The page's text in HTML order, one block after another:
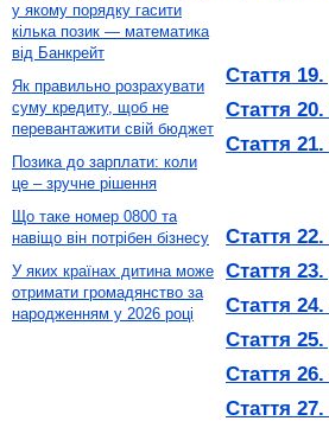
Стаття 19.
Стаття 20.
Стаття 21.
Стаття 22.
Стаття 23.
Стаття 24.
Стаття 25.
Стаття 26.
Стаття 27.
у якому порядку гасити
кілька позик — математика
від Банкрейт
Як правильно розрахувати
суму кредиту, щоб не
перевантажити свій бюджет
Позика до зарплати: коли
це – зручне рішення
Що таке номер 0800 та
навіщо він потрібен бізнесу
У яких країнах дитина може
отримати громадянство за
народженням у 2026 році